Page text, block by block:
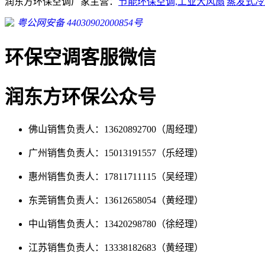
粤公网安备 44030902000854号
环保空调客服微信
润东方环保公众号
佛山销售负责人：13620892700（周经理）
广州销售负责人：15013191557（乐经理）
惠州销售负责人：17811711115（吴经理）
东莞销售负责人：13612658054（黄经理）
中山销售负责人：13420298780（徐经理）
江苏销售负责人：13338182683（黄经理）